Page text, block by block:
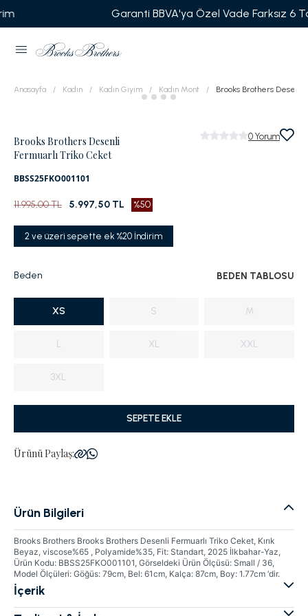
Garanti BBVA'ya Özel Vade Farksız 6 Taksit
Anasayfa Kadın Kadın Giyim Kadın Mont Brooks Brothers Desenli
Brooks Brothers Desenli
Fermuarlı Triko Ceket
BBSS25FKO001101
0 Yorum
11.995,00 TL 5.997,50 TL %50
2 ve üzeri sepette ek %20 İndirim
Beden BEDEN TABLOSU
XS S M
L XL XXL
3XL
SEPETE EKLE
Ürünü Paylaş:
Ürün Bilgileri
Brooks Brothers Brooks Brothers Desenli Fermuarlı Triko Ceket, Kırık
Beyaz, viscose%65 , Polyamide%35, Fit: Standart, 2025 İlkbahar-Yaz,
Ürün Kodu: BBSS25FKO001101, Görseldeki Ürün Ölçüsü: Small / 36,
Model Ölçüleri: Göğüs: 79cm, Bel: 61cm, Kalça: 87cm, Boy: 1.77cm ‘dir.
İçerik